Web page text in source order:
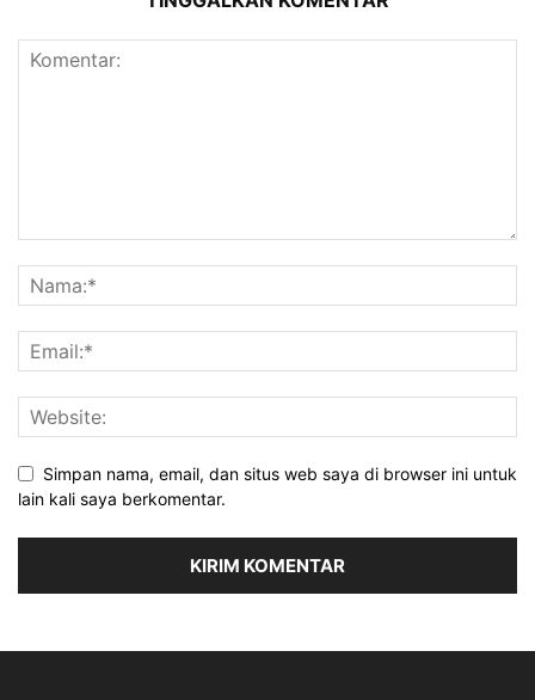
Simpan nama, email, dan situs web saya di browser ini untuk
lain kali saya berkomentar.